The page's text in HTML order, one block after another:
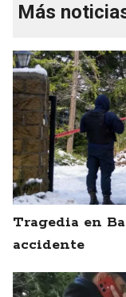
Más
Tragedia en
accidente